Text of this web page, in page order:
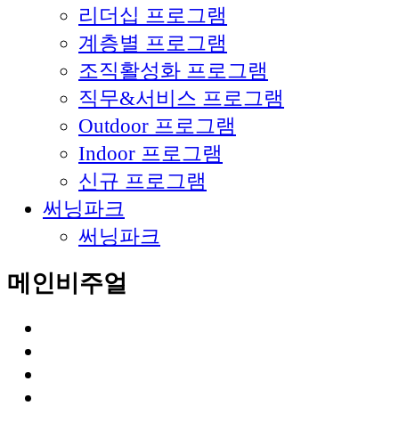
리더십 프로그램
계층별 프로그램
조직활성화 프로그램
직무&서비스 프로그램
Outdoor 프로그램
Indoor 프로그램
신규 프로그램
써닝파크
써닝파크
메인비주얼